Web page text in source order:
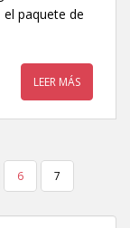
paquete de
LEER MÁS
6 7